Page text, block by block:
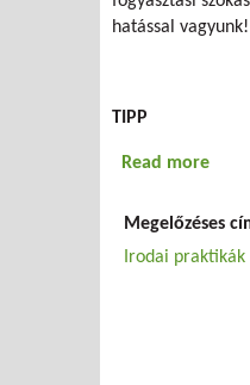
hatással vagyunk!
TIPP
Read more
Megelőzéses
Irodai praktikák